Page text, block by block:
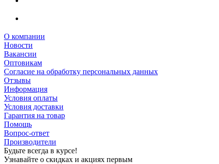
О компании
Новости
Вакансии
Оптовикам
Cогласие на обработку персональных данных
Отзывы
Информация
Условия оплаты
Условия доставки
Гарантия на товар
Помощь
Вопрос-ответ
Производители
Будьте всегда в курсе!
Узнавайте о скидках и акциях первым